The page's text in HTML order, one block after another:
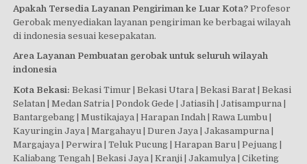
Apakah Tersedia Layanan Pengiriman ke Luar Kota? Profesor
Gerobak menyediakan layanan pengiriman ke berbagai wilayah
di indonesia sesuai kesepakatan.
Area Layanan Pembuatan gerobak untuk seluruh wilayah
indonesia
Kota Bekasi: Bekasi Timur | Bekasi Utara | Bekasi Barat | Bekasi
Selatan | Medan Satria | Pondok Gede | Jatiasih | Jatisampurna |
Bantargebang | Mustikajaya | Harapan Indah | Rawa Lumbu |
Kayuringin Jaya | Margahayu | Duren Jaya | Jakasampurna |
Margajaya | Perwira | Teluk Pucung | Harapan Baru | Pejuang |
Kaliabang Tengah | Bekasi Jaya | Kranji | Jakamulya | Ciketing